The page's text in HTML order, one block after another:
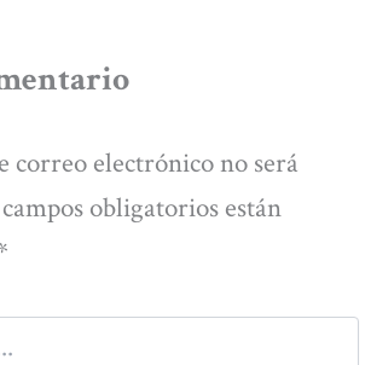
correo electrónico no será
obligatorios están